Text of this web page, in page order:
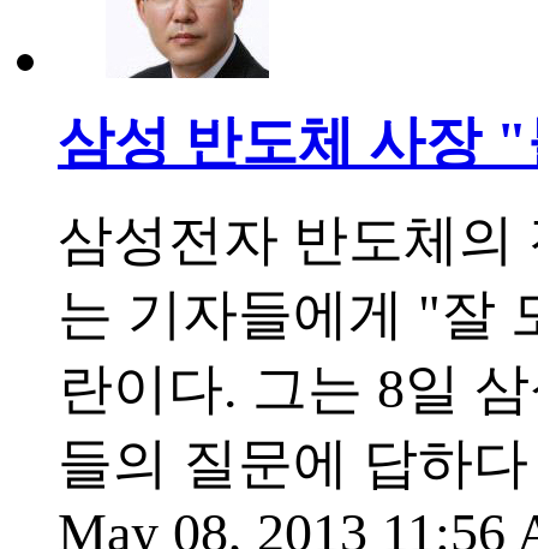
삼성 반도체 사장
삼성전자 반도체의
는 기자들에게 "잘
란이다. 그는 8일
들의 질문에 답하
May 08, 2013 11:56